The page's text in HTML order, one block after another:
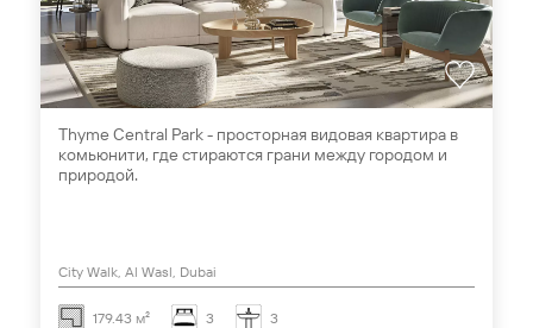
Thyme Central Park - просторная видовая квартира в
комьюнити, где стираются грани между городом и
природой.
City Walk, Al Wasl, Dubai
179.43 м² 3 3